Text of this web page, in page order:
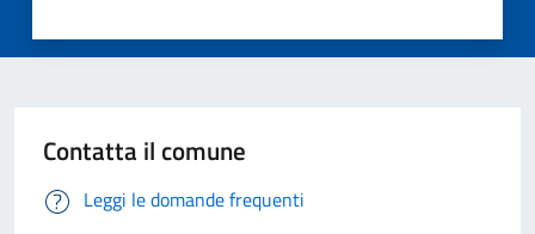
Contatta il comune
Leggi le domande frequenti